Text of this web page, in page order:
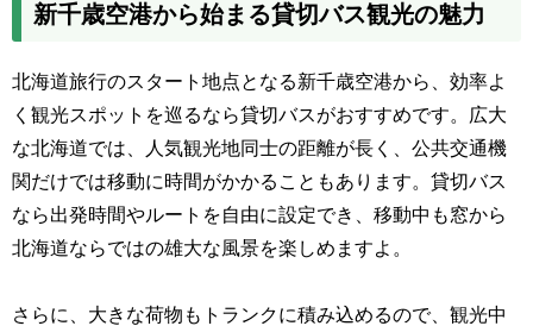
新千歳空港から始まる貸切バス観光の魅力
北海道旅行のスタート地点となる新千歳空港から、効率よ
く観光スポットを巡るなら貸切バスがおすすめです。広大
な北海道では、人気観光地同士の距離が長く、公共交通機
関だけでは移動に時間がかかることもあります。貸切バス
なら出発時間やルートを自由に設定でき、移動中も窓から
北海道ならではの雄大な風景を楽しめますよ。
さらに、大きな荷物もトランクに積み込めるので、観光中